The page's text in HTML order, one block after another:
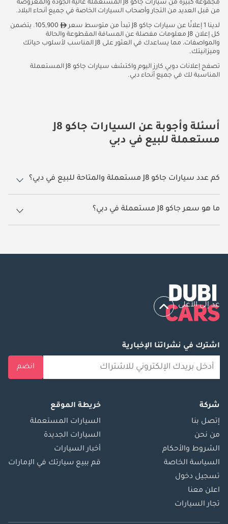
مجموعة كبيرة من سيارات جاكو J8 المستعملة عالية الجودة والمعروضة
من قبل العديد من التجار وأصحاب السيارات الخاصة في جميع أنحاء البلاد.
لدينا 1 إعلانًا عن سيارات جاكو J8 تبدأ من متوسط سعر
105,900. يتضمن
كل إعلان J8 معلومات مفصلة عن المسافة المقطوعة والحالة
والمواصفات، مما يساعدك في العثور على J8 المناسب لأسلوب حياتك
وميزانيتك.
تصفح إعلانات دوبي كارز اليوم واكتشف سيارات جاكو J8 المستعملة
المناسبة لك في جميع أنحاء دبي.
أسئلة وأجوبة عن السيارات جاكو J8
مستعملة للبيع في دبي
كم عدد سيارات جاكو J8 مستعملة والمتاحة للبيع في دبي؟
1 سيارة جاكو J8 مستعملة متوفرة للبيع في دبي.
ما هو سعر جاكو J8 مستعملة في دبي؟
يبدأ سعر سيارة جاكو J8 مستعملة في دبي 105,900.
عد إلى الأعلى
اشترك في نشراتنا الإخبارية
انضم
شركة
إتصل بنا
من نحن
الشروط والأحكام
السياسة الخاصة
تسجيل دخول
اعلن معنا
تجار السيارات
خريطة الموقع
السيارات المستعملة
السيارات الجديدة
أخبار السيارات
قم ببيع سيارتك في الإمارات